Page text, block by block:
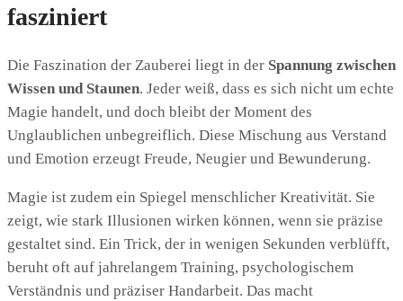
fasziniert
Die Faszination der Zauberei liegt in der Spannung zwischen
Wissen und Staunen. Jeder weiß, dass es sich nicht um echte
Magie handelt, und doch bleibt der Moment des
Unglaublichen unbegreiflich. Diese Mischung aus Verstand
und Emotion erzeugt Freude, Neugier und Bewunderung.
Magie ist zudem ein Spiegel menschlicher Kreativität. Sie
zeigt, wie stark Illusionen wirken können, wenn sie präzise
gestaltet sind. Ein Trick, der in wenigen Sekunden verblüfft,
beruht oft auf jahrelangem Training, psychologischem
Verständnis und präziser Handarbeit. Das macht